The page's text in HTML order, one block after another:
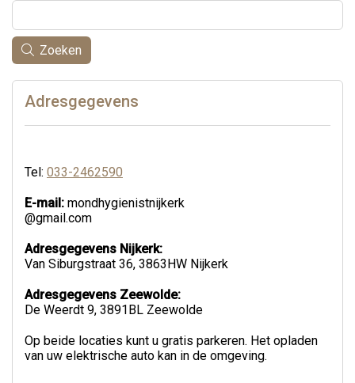
Zoeken
Adresgegevens
Tel: 033-2462590
E-mail: mondhygienistnijkerk
@gmail.com
Adresgegevens Nijkerk:
Van Siburgstraat 36, 3863HW Nijkerk
Adresgegevens Zeewolde:
De Weerdt 9, 3891BL Zeewolde
Op beide locaties kunt u gratis parkeren. Het opladen
van uw elektrische auto kan in de omgeving.